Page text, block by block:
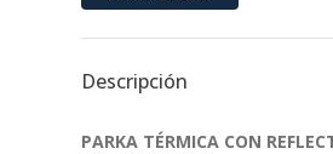
Descripción
PARKA TÉRMICA CON